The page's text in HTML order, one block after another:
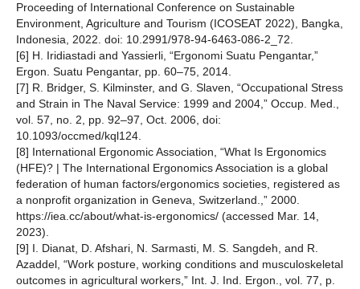
Proceeding of International Conference on Sustainable
Environment, Agriculture and Tourism (ICOSEAT 2022), Bangka,
Indonesia, 2022. doi: 10.2991/978-94-6463-086-2_72.
[6] H. Iridiastadi and Yassierli, “Ergonomi Suatu Pengantar,”
Ergon. Suatu Pengantar, pp. 60–75, 2014.
[7] R. Bridger, S. Kilminster, and G. Slaven, “Occupational Stress
and Strain in The Naval Service: 1999 and 2004,” Occup. Med.,
vol. 57, no. 2, pp. 92–97, Oct. 2006, doi:
10.1093/occmed/kql124.
[8] International Ergonomic Association, “What Is Ergonomics
(HFE)? | The International Ergonomics Association is a global
federation of human factors/ergonomics societies, registered as
a nonprofit organization in Geneva, Switzerland.,” 2000.
https://iea.cc/about/what-is-ergonomics/ (accessed Mar. 14,
2023).
[9] I. Dianat, D. Afshari, N. Sarmasti, M. S. Sangdeh, and R.
Azaddel, “Work posture, working conditions and musculoskeletal
outcomes in agricultural workers,” Int. J. Ind. Ergon., vol. 77, p.